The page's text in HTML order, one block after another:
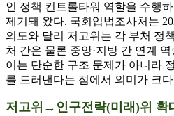
인 정책 컨트롤타워 역할을 수행
제기돼 왔다. 국회입법조사처는
의도와 달리 저고위는 각 부처 정
처 간은 물론 중앙·지방 간 연계
이는 단순한 구조 문제가 아니라
를 드러낸다는 점에서 의미가 크
저고위→인구전략(미래)위 확